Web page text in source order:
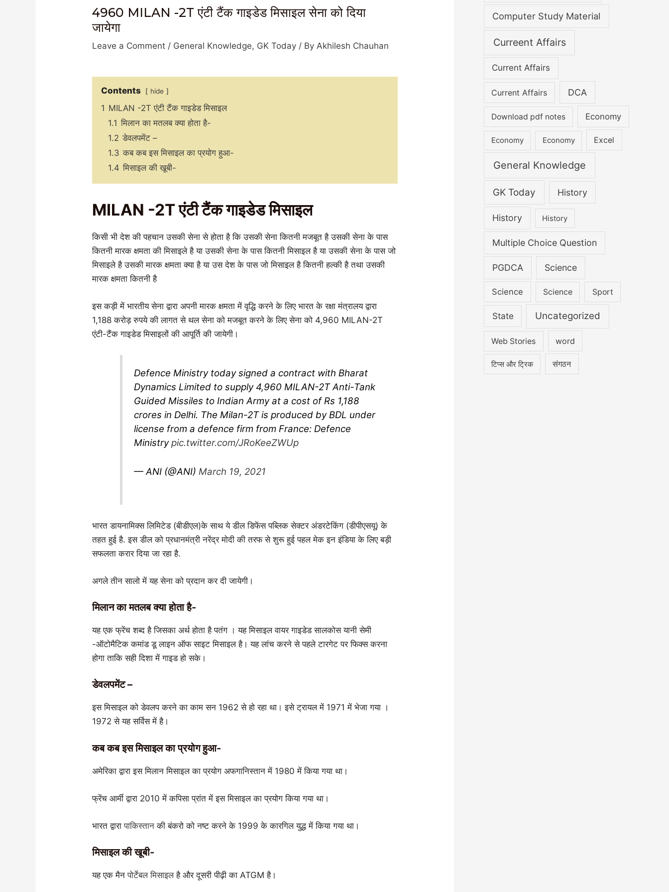
4960 MILAN -2T एंटी टैंक गाइडेड मिसाइल सेना को दिया
जायेगा
Leave a Comment / General Knowledge, GK Today / By Akhilesh Chauhan
Contents hide
1 MILAN -2T एंटी टैंक गाइडेड मिसाइल
1.1 मिलान का मतलब क्या होता है-
1.2 डेवलपमेंट –
1.3 कब कब इस मिसाइल का प्रयोग हुआ-
1.4 मिसाइल की खूबी-
MILAN -2T एंटी टैंक गाइडेड मिसाइल
किसी भी देश की पहचान उसकी सेना से होता है कि उसकी सेना कितनी मजबूत है उसकी सेना के पास
कितनी मारक क्षमता की मिसाइले है या उसकी सेना के पास कितनी मिसाइल है या उसकी सेना के पास जो
मिसाइले है उसकी मारक क्षमता क्या है या उस देश के पास जो मिसाइल है कितनी हल्की है तथा उसकी
मारक क्षमता कितनी है
इस कड़ी में भारतीय सेना द्वारा अपनी मारक क्षमता में वृद्धि करने के लिए भारत के रक्षा मंत्रालय द्वारा
1,188 करोड़ रुपये की लागत से थल सेना को मजबूत करने के लिए सेना को 4,960 MILAN-2T
एंटी-टैंक गाइडेड मिसाइलों की आपूर्ति की जायेगी।
Defence Ministry today signed a contract with Bharat
Dynamics Limited to supply 4,960 MILAN-2T Anti-Tank
Guided Missiles to Indian Army at a cost of Rs 1,188
crores in Delhi. The Milan-2T is produced by BDL under
license from a defence firm from France: Defence
Ministrypic.twitter.com/JRoKeeZWUp
— ANI (@ANI) March 19, 2021
भारत डायनामिक्‍स लिमिटेड (बीडीएल)के साथ ये डील डिफेंस पब्लिक सेक्‍टर अंडरटेकिंग (डीपीएसयू) के
तहत हुई है. इस डील को प्रधानमंत्री नरेंद्र मोदी की तरफ से शुरू हुई पहल मेक इन इंडिया के लिए बड़ी
सफलता करार दिया जा रहा है.
अगले तीन सालो में यह सेना को प्रदान कर दी जायेगी।
मिलान का मतलब क्या होता है-
यह एक फ्रेंच शब्द है जिसका अर्थ होता है पतंग । यह मिसाइल वायर गाइडेड सालकोस यानी सेमी
-ऑटोमैटिक कमांड डू लाइन ऑफ साइट मिसाइल है। यह लांच करने से पहले टारगेट पर फिक्स करना
होगा ताकि सही दिशा में गाइड हो सके।
डेवलपमेंट –
इस मिसाइल को डेवलप करने का काम सन 1962 से हो रहा था। इसे ट्रायल में 1971 में भेजा गया ।
1972 से यह सर्विस में है।
कब कब इस मिसाइल का प्रयोग हुआ-
अमेरिका द्वारा इस मिलान मिसाइल का प्रयोग अफगानिस्तान में 1980 में किया गया था।
फ्रेंच आर्मी द्वारा 2010 में कपिसा प्रांत में इस मिसाइल का प्रयोग किया गया था।
भारत द्वारापाकिस्तान की बंकरो को नष्ट करने के 1999 के कारगिल युद्ध में किया गया था।
मिसाइल की खूबी-
यह एक मैनपोर्टेबल मिसाइलहै और दूसरी पीढ़ी का ATGM है।
Computer Study Material
Curreent Affairs
Current Affairs
Current Affairs DCA
Download pdf notes Economy
Economy Economy Excel
General Knowledge
GK Today History
History History
Multiple Choice Question
PGDCA Science
Science Science Sport
State Uncategorized
Web Stories word
टिप्स और ट्रिक संगठन